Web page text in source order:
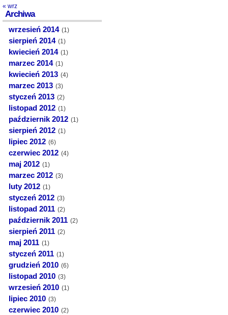
« wrz
Archiwa
wrzesień 2014 (1)
sierpień 2014 (1)
kwiecień 2014 (1)
marzec 2014 (1)
kwiecień 2013 (4)
marzec 2013 (3)
styczeń 2013 (2)
listopad 2012 (1)
październik 2012 (1)
sierpień 2012 (1)
lipiec 2012 (6)
czerwiec 2012 (4)
maj 2012 (1)
marzec 2012 (3)
luty 2012 (1)
styczeń 2012 (3)
listopad 2011 (2)
październik 2011 (2)
sierpień 2011 (2)
maj 2011 (1)
styczeń 2011 (1)
grudzień 2010 (6)
listopad 2010 (3)
wrzesień 2010 (1)
lipiec 2010 (3)
czerwiec 2010 (2)